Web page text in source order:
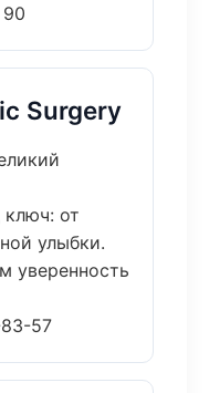
90
Surgery
ключ: от
улыбки.
уверенность
57